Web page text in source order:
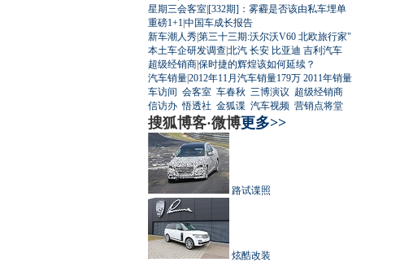
星期三会客室|[332期]：雾霾是否该由私车埋单
重磅1+1 |中国车成长报告
新车潮人秀|第三十三期:沃尔沃V60 北欧旅行家"
本土车企研发调查|北汽 长安 比亚迪 吉利汽车
超级经销商|保时捷的辉煌该如何延续？
汽车销量|2012年11月汽车销量179万 2011年销量
车访间 会客室 车春秋 三博演议 超级经销商
信访办 悟透社 金狐谍 汽车视频 营销点将堂
搜狐博客·微博更多>>
路试谍照
炫酷改装